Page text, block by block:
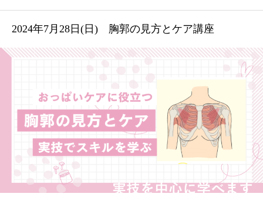
2024年7月28日(日) 胸郭の見方とケア講座
ブログ